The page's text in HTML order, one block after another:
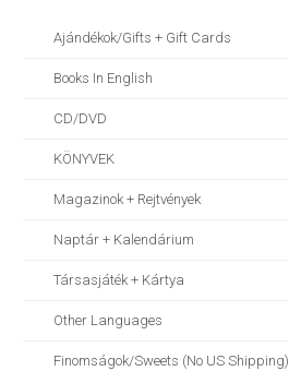
Ajándékok/gifts + Gift Cards
Books In English
CD/DVD
KÖNYVEK
Magazinok + Rejtvények
Naptár + Kalendárium
Társasjáték + Kártya
Other Languages
Finomságok/sweets (no US Shipping)